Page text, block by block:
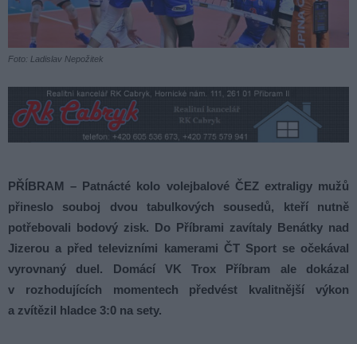
Foto: Ladislav Nepožitek
PŘÍBRAM – Patnácté kolo volejbalové ČEZ extraligy mužů
přineslo souboj dvou tabulkových sousedů, kteří nutně
potřebovali bodový zisk. Do Příbrami zavítaly Benátky nad
Jizerou a před televizními kamerami ČT Sport se očekával
vyrovnaný duel. Domácí VK Trox Příbram ale dokázal
v rozhodujících momentech předvést kvalitnější výkon
a zvítězil hladce 3:0 na sety.